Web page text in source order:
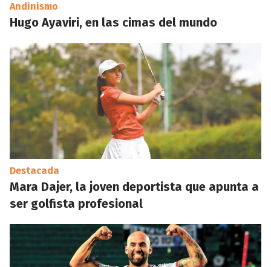
Andinismo
Hugo Ayaviri, en las cimas del mundo
Destacada
Mara Dajer, la joven deportista que apunta a
ser golfista profesional